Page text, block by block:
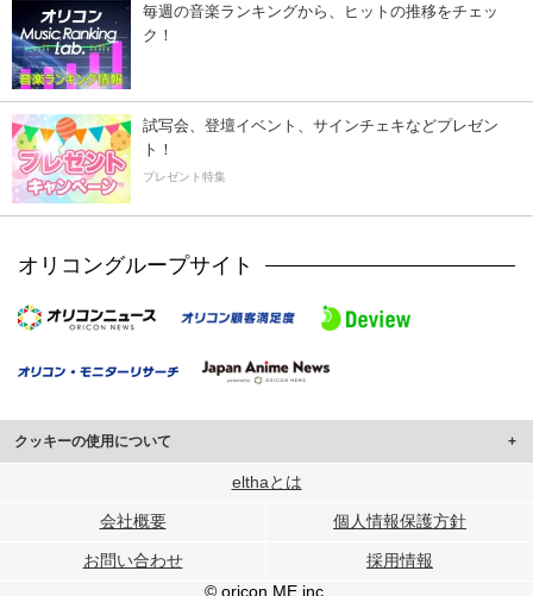
毎週の音楽ランキングから、ヒットの推移をチェッ
ク！
試写会、登壇イベント、サインチェキなどプレゼン
ト！
プレゼント特集
オリコングループサイト
クッキーの使用について
このサイトでは Cookie を使用して、ユーザーに合わせたコンテンツや広告の
行っています。
メディアや広告配信、データ解析の各パートナーに提供しています。
各パートナーは、この情報とユーザーが各パートナーに提供した他の情報や、
elthaとは
会社概要 個人情報保護方針
お問い合わせ
採用情報
© oricon ME inc.